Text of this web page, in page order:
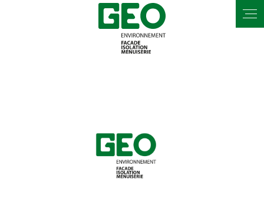
Panneau de gestion des cookies